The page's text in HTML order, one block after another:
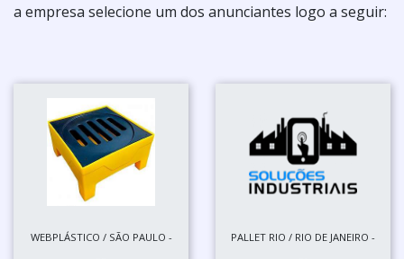
a empresa selecione um dos anunciantes logo a seguir:
WEBPLÁSTICO / SÃO PAULO -
PALLET RIO / RIO DE JANEIRO -